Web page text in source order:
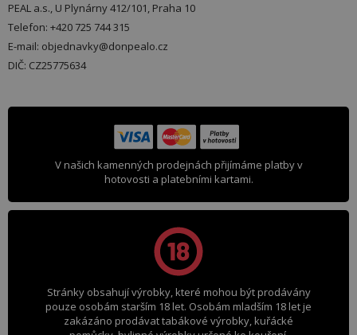
PEAL a.s., U Plynárny 412/101, Praha 10
Telefon: +420 725 744 315
E-mail: objednavky@donpealo.cz
DIČ: CZ25775634
V našich kamenných prodejnách přijímáme platby v
hotovosti a platebními kartami.
Stránky obsahují výrobky, které mohou být prodávány
pouze osobám starším 18 let. Osobám mladším 18 let je
zakázáno prodávat tabákové výrobky, kuřácké